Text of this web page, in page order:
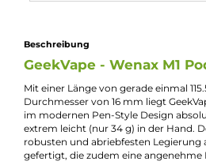
suchen, das ein authentisches
Eigenschaften
Akkuform:
Interner Akku
Akkukapazität:
800mAh
Bauform:
Pod-System
Display:
Kein Display
Eigenschaften:
Chic & Modisch
Farbfamilie: Blau